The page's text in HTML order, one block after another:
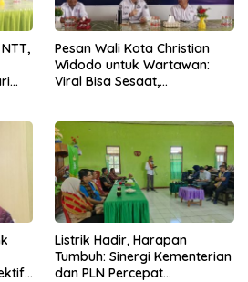
Pesan Wali Kota Christian
Widodo untuk Wartawan:
Viral Bisa Sesaat,
Listrik Hadir, Harapan
Tumbuh: Sinergi Kementerian
dan PLN Percepat